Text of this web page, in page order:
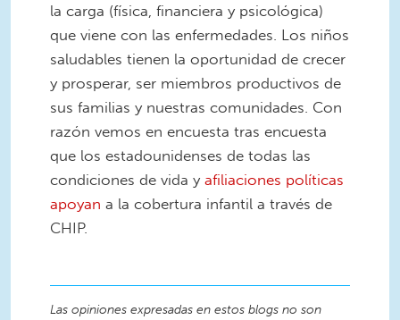
la carga (física, financiera y psicológica)
que viene con las enfermedades. Los niños
saludables tienen la oportunidad de crecer
y prosperar, ser miembros productivos de
sus familias y nuestras comunidades. Con
razón vemos en encuesta tras encuesta
que los estadounidenses de todas las
condiciones de vida y afiliaciones políticas
apoyan a la cobertura infantil a través de
CHIP.
Las opiniones expresadas en estos blogs no son